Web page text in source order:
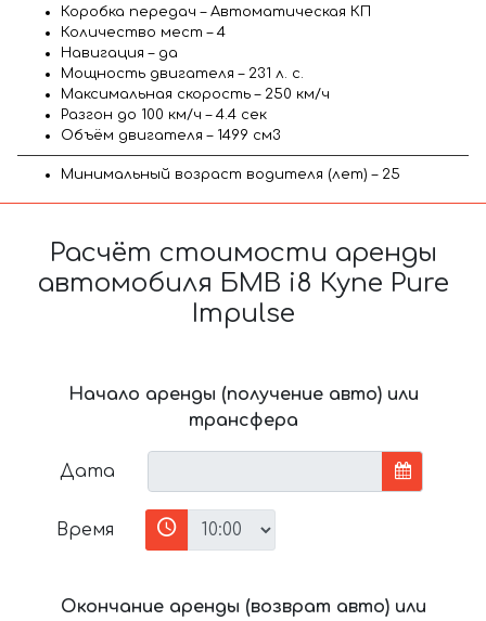
Коробка передач – Автоматическая КП
Количество мест – 4
Навигация – да
Мощность двигателя – 231 л. с.
Максимальная скорость – 250 км/ч
Разгон до 100 км/ч – 4.4 сек
Объём двигателя – 1499 см3
Минимальный возраст водителя (лет) – 25
Расчёт стоимости аренды
автомобиля БМВ i8 Купе Pure
Impulse
Начало аренды (получение авто) или
трансфера
Дата
Время
Окончание аренды (возврат авто) или